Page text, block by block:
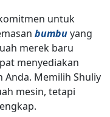
untuk
bumbuyang
merek baru
menyediakan
Anda. Memilih Shuliy
mesin, tetapi